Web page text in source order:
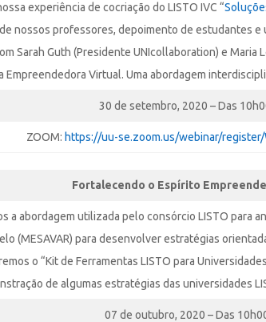
experiência de cocriação do LISTO IVC “
nossos professores, depoimento de estudantes
Sarah Guth (Presidente UNIcollaboration) e
Empreendedora Virtual. Uma abordagem
30 de setembro, 2020 – Das
ZOOM: https://uu-se.zoom.us/webinar/
Fortalecendo o Espírito
a abordagem utilizada pelo consórcio LISTO para
(MESAVAR) para desenvolver estratégias
o “Kit de Ferramentas LISTO para
de algumas estratégias das universidades
07 de outubro, 2020 – Das